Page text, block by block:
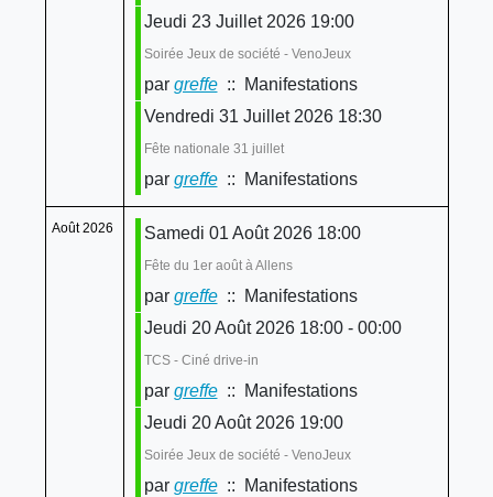
Jeudi 23 Juillet 2026 19:00
Soirée Jeux de société - VenoJeux
par greffe:: Manifestations
Vendredi 31 Juillet 2026 18:30
Fête nationale 31 juillet
par greffe:: Manifestations
Août 2026 Samedi 01 Août 2026 18:00
Fête du 1er août à Allens
par greffe:: Manifestations
Jeudi 20 Août 2026 18:00 - 00:00
TCS - Ciné drive-in
par greffe:: Manifestations
Jeudi 20 Août 2026 19:00
Soirée Jeux de société - VenoJeux
par greffe:: Manifestations